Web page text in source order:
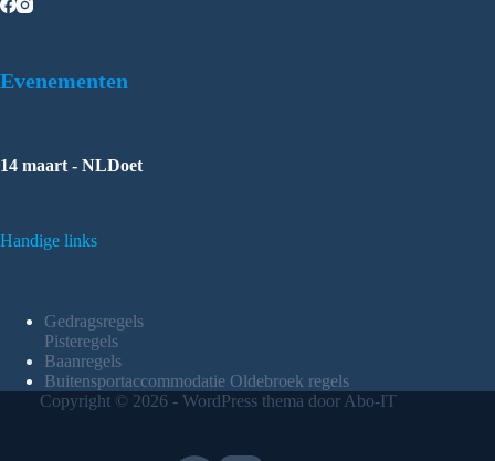
Evenementen
14 maart - NLDoet
Handige links
Gedragsregels
Pisteregels
Baanregels
Buitensportaccommodatie Oldebroek regels
Copyright © 2026 - WordPress thema door Abo-IT